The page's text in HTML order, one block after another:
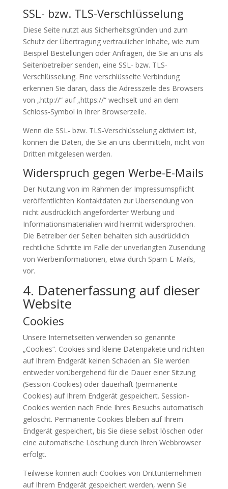
SSL- bzw. TLS-Verschlüsselung
Diese Seite nutzt aus Sicherheitsgründen und zum
Schutz der Übertragung vertraulicher Inhalte, wie zum
Beispiel Bestellungen oder Anfragen, die Sie an uns als
Seitenbetreiber senden, eine SSL- bzw. TLS-
Verschlüsselung. Eine verschlüsselte Verbindung
erkennen Sie daran, dass die Adresszeile des Browsers
von „http://“ auf „https://“ wechselt und an dem
Schloss-Symbol in Ihrer Browserzeile.
Wenn die SSL- bzw. TLS-Verschlüsselung aktiviert ist,
können die Daten, die Sie an uns übermitteln, nicht von
Dritten mitgelesen werden.
Widerspruch gegen Werbe-E-Mails
Der Nutzung von im Rahmen der Impressumspflicht
veröffentlichten Kontaktdaten zur Übersendung von
nicht ausdrücklich angeforderter Werbung und
Informationsmaterialien wird hiermit widersprochen.
Die Betreiber der Seiten behalten sich ausdrücklich
rechtliche Schritte im Falle der unverlangten Zusendung
von Werbeinformationen, etwa durch Spam-E-Mails,
vor.
4. Datenerfassung auf dieser
Website
Cookies
Unsere Internetseiten verwenden so genannte
„Cookies“. Cookies sind kleine Datenpakete und richten
auf Ihrem Endgerät keinen Schaden an. Sie werden
entweder vorübergehend für die Dauer einer Sitzung
(Session-Cookies) oder dauerhaft (permanente
Cookies) auf Ihrem Endgerät gespeichert. Session-
Cookies werden nach Ende Ihres Besuchs automatisch
gelöscht. Permanente Cookies bleiben auf Ihrem
Endgerät gespeichert, bis Sie diese selbst löschen oder
eine automatische Löschung durch Ihren Webbrowser
erfolgt.
Teilweise können auch Cookies von Drittunternehmen
auf Ihrem Endgerät gespeichert werden, wenn Sie